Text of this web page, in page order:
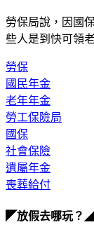
勞保局說，因國
些人是到快可領
勞保
國民年金
老年年金
勞工保險局
國保
社會保險
遺屬年金
喪葬給付
◤放假去哪玩？◢